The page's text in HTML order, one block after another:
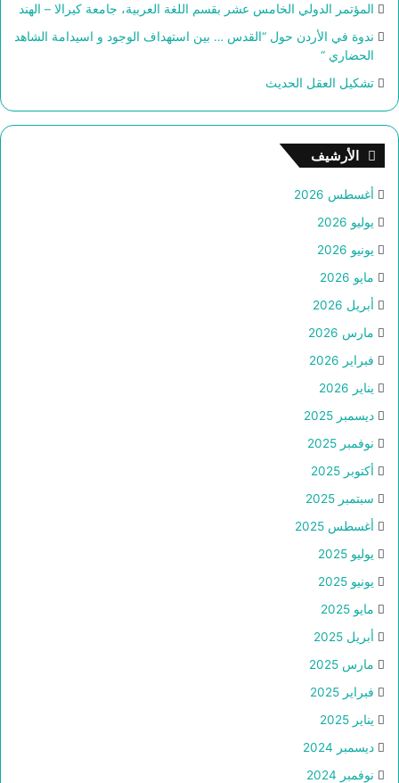
المؤتمر الدولي الخامس عشر بقسم اللغة العربية، جامعة كيرالا – الهند
ندوة في الأردن حول “القدس … بين استهداف الوجود و اسيدامة الشاهد
الحضاري “
تشكيل العقل الحديث
الأرشيف
أغسطس 2026
يوليو 2026
يونيو 2026
مايو 2026
أبريل 2026
مارس 2026
فبراير 2026
يناير 2026
ديسمبر 2025
نوفمبر 2025
أكتوبر 2025
سبتمبر 2025
أغسطس 2025
يوليو 2025
يونيو 2025
مايو 2025
أبريل 2025
مارس 2025
فبراير 2025
يناير 2025
ديسمبر 2024
نوفمبر 2024